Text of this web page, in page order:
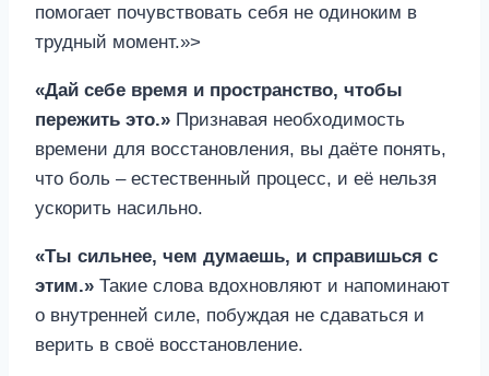
помогает почувствовать себя не одиноким в
трудный момент.»>
«Дай себе время и пространство, чтобы
пережить это.» Признавая необходимость
времени для восстановления, вы даёте понять,
что боль – естественный процесс, и её нельзя
ускорить насильно.
«Ты сильнее, чем думаешь, и справишься с
этим.» Такие слова вдохновляют и напоминают
о внутренней силе, побуждая не сдаваться и
верить в своё восстановление.